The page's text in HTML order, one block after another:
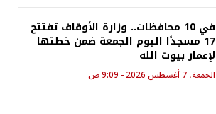
في 10 محافظات.. وزارة الأوقاف تفتتح
17 مسجدًا اليوم الجمعة ضمن خطتها
لإعمار بيوت الله
الجمعة، 7 أغسطس 2026 - 9:09 ص